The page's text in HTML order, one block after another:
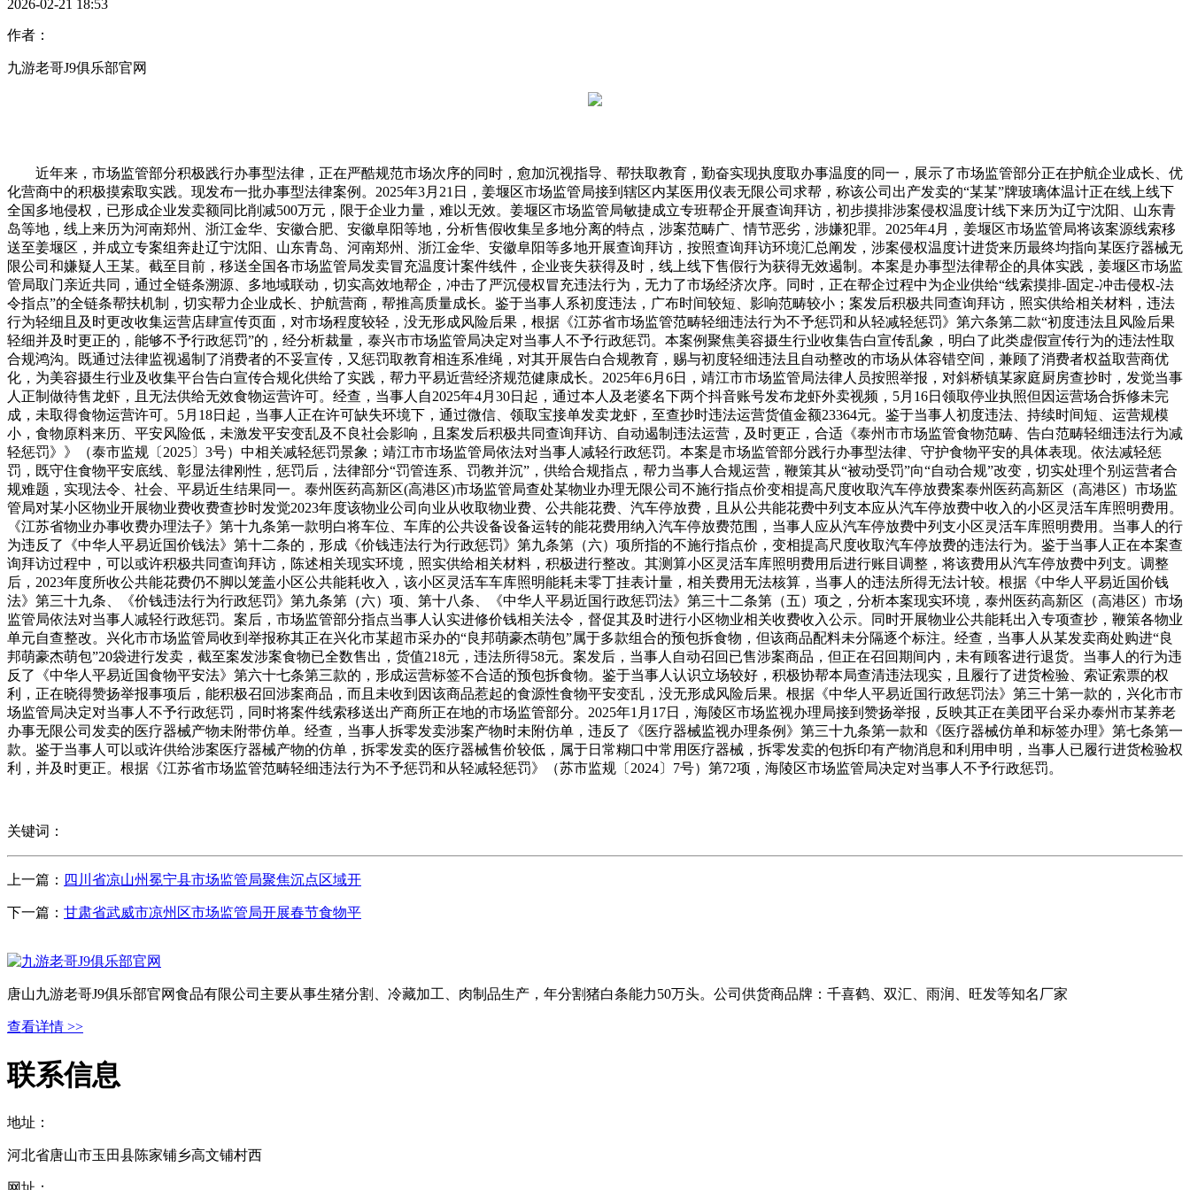
2026-02-21 18:53
作者：
九游老哥J9俱乐部官网
近年来，市场监管部分积极践行办事型法律，正在严酷规范市场次序的同时，愈加沉视指导、帮扶取教育，勤奋实现执度取办事温度的同一，展示了市场监管部分正在护航企业成长、优
化营商中的积极摸索取实践。现发布一批办事型法律案例。2025年3月21日，姜堰区市场监管局接到辖区内某医用仪表无限公司求帮，称该公司出产发卖的“某某”牌玻璃体温计正在线上线下
全国多地侵权，已形成企业发卖额同比削减500万元，限于企业力量，难以无效。姜堰区市场监管局敏捷成立专班帮企开展查询拜访，初步摸排涉案侵权温度计线下来历为辽宁沈阳、山东青
岛等地，线上来历为河南郑州、浙江金华、安徽合肥、安徽阜阳等地，分析售假收集呈多地分离的特点，涉案范畴广、情节恶劣，涉嫌犯罪。2025年4月，姜堰区市场监管局将该案源线索移
送至姜堰区，并成立专案组奔赴辽宁沈阳、山东青岛、河南郑州、浙江金华、安徽阜阳等多地开展查询拜访，按照查询拜访环境汇总阐发，涉案侵权温度计进货来历最终均指向某医疗器械无
限公司和嫌疑人王某。截至目前，移送全国各市场监管局发卖冒充温度计案件线件，企业丧失获得及时，线上线下售假行为获得无效遏制。本案是办事型法律帮企的具体实践，姜堰区市场监
管局取门亲近共同，通过全链条溯源、多地域联动，切实高效地帮企，冲击了严沉侵权冒充违法行为，无力了市场经济次序。同时，正在帮企过程中为企业供给“线索摸排-固定-冲击侵权-法
令指点”的全链条帮扶机制，切实帮力企业成长、护航营商，帮推高质量成长。鉴于当事人系初度违法，广布时间较短、影响范畴较小；案发后积极共同查询拜访，照实供给相关材料，违法
行为轻细且及时更改收集运营店肆宣传页面，对市场程度较轻，没无形成风险后果，根据《江苏省市场监管范畴轻细违法行为不予惩罚和从轻减轻惩罚》第六条第二款“初度违法且风险后果
轻细并及时更正的，能够不予行政惩罚”的，经分析裁量，泰兴市市场监管局决定对当事人不予行政惩罚。本案例聚焦美容摄生行业收集告白宣传乱象，明白了此类虚假宣传行为的违法性取
合规鸿沟。既通过法律监视遏制了消费者的不妥宣传，又惩罚取教育相连系准绳，对其开展告白合规教育，赐与初度轻细违法且自动整改的市场从体容错空间，兼顾了消费者权益取营商优
化，为美容摄生行业及收集平台告白宣传合规化供给了实践，帮力平易近营经济规范健康成长。2025年6月6日，靖江市市场监管局法律人员按照举报，对斜桥镇某家庭厨房查抄时，发觉当事
人正制做待售龙虾，且无法供给无效食物运营许可。经查，当事人自2025年4月30日起，通过本人及老婆名下两个抖音账号发布龙虾外卖视频，5月16日领取停业执照但因运营场合拆修未完
成，未取得食物运营许可。5月18日起，当事人正在许可缺失环境下，通过微信、领取宝接单发卖龙虾，至查抄时违法运营货值金额23364元。鉴于当事人初度违法、持续时间短、运营规模
小，食物原料来历、平安风险低，未激发平安变乱及不良社会影响，且案发后积极共同查询拜访、自动遏制违法运营，及时更正，合适《泰州市市场监管食物范畴、告白范畴轻细违法行为减
轻惩罚》》（泰市监规〔2025〕3号）中相关减轻惩罚景象；靖江市市场监管局依法对当事人减轻行政惩罚。本案是市场监管部分践行办事型法律、守护食物平安的具体表现。依法减轻惩
罚，既守住食物平安底线、彰显法律刚性，惩罚后，法律部分“罚管连系、罚教并沉”，供给合规指点，帮力当事人合规运营，鞭策其从“被动受罚”向“自动合规”改变，切实处理个别运营者合
规难题，实现法令、社会、平易近生结果同一。泰州医药高新区(高港区)市场监管局查处某物业办理无限公司不施行指点价变相提高尺度收取汽车停放费案泰州医药高新区（高港区）市场监
管局对某小区物业开展物业费收费查抄时发觉2023年度该物业公司向业从收取物业费、公共能花费、汽车停放费，且从公共能花费中列支本应从汽车停放费中收入的小区灵活车库照明费用。
《江苏省物业办事收费办理法子》第十九条第一款明白将车位、车库的公共设备设备运转的能花费用纳入汽车停放费范围，当事人应从汽车停放费中列支小区灵活车库照明费用。当事人的行
为违反了《中华人平易近国价钱法》第十二条的，形成《价钱违法行为行政惩罚》第九条第（六）项所指的不施行指点价，变相提高尺度收取汽车停放费的违法行为。鉴于当事人正在本案查
询拜访过程中，可以或许积极共同查询拜访，陈述相关现实环境，照实供给相关材料，积极进行整改。其测算小区灵活车库照明费用后进行账目调整，将该费用从汽车停放费中列支。调整
后，2023年度所收公共能花费仍不脚以笼盖小区公共能耗收入，该小区灵活车车库照明能耗未零丁挂表计量，相关费用无法核算，当事人的违法所得无法计较。根据《中华人平易近国价钱
法》第三十九条、《价钱违法行为行政惩罚》第九条第（六）项、第十八条、《中华人平易近国行政惩罚法》第三十二条第（五）项之，分析本案现实环境，泰州医药高新区（高港区）市场
监管局依法对当事人减轻行政惩罚。案后，市场监管部分指点当事人认实进修价钱相关法令，督促其及时进行小区物业相关收费收入公示。同时开展物业公共能耗出入专项查抄，鞭策各物业
单元自查整改。兴化市市场监管局收到举报称其正在兴化市某超市采办的“良邦萌豪杰萌包”属于多款组合的预包拆食物，但该商品配料未分隔逐个标注。经查，当事人从某发卖商处购进“良
邦萌豪杰萌包”20袋进行发卖，截至案发涉案食物已全数售出，货值218元，违法所得58元。案发后，当事人自动召回已售涉案商品，但正在召回期间内，未有顾客进行退货。当事人的行为违
反了《中华人平易近国食物平安法》第六十七条第三款的，形成运营标签不合适的预包拆食物。鉴于当事人认识立场较好，积极协帮本局查清违法现实，且履行了进货检验、索证索票的权
利，正在晓得赞扬举报事项后，能积极召回涉案商品，而且未收到因该商品惹起的食源性食物平安变乱，没无形成风险后果。根据《中华人平易近国行政惩罚法》第三十第一款的，兴化市市
场监管局决定对当事人不予行政惩罚，同时将案件线索移送出产商所正在地的市场监管部分。2025年1月17日，海陵区市场监视办理局接到赞扬举报，反映其正在美团平台采办泰州市某养老
办事无限公司发卖的医疗器械产物未附带仿单。经查，当事人拆零发卖涉案产物时未附仿单，违反了《医疗器械监视办理条例》第三十九条第一款和《医疗器械仿单和标签办理》第七条第一
款。鉴于当事人可以或许供给涉案医疗器械产物的仿单，拆零发卖的医疗器械售价较低，属于日常糊口中常用医疗器械，拆零发卖的包拆印有产物消息和利用申明，当事人已履行进货检验权
利，并及时更正。根据《江苏省市场监管范畴轻细违法行为不予惩罚和从轻减轻惩罚》（苏市监规〔2024〕7号）第72项，海陵区市场监管局决定对当事人不予行政惩罚。
关键词：
上一篇： 四川省凉山州冕宁县市场监管局聚焦沉点区域开
下一篇： 甘肃省武威市凉州区市场监管局开展春节食物平
唐山九游老哥J9俱乐部官网食品有限公司主要从事生猪分割、冷藏加工、肉制品生产，年分割猪白条能力50万头。公司供货商品牌：千喜鹤、双汇、雨润、旺发等知名厂家
查看详情 >>
联系信息
地址：
河北省唐山市玉田县陈家铺乡高文铺村西